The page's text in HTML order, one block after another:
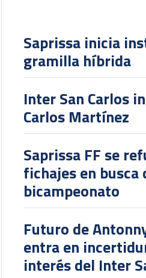
Saprissa inicia
gramilla híbrida
Inter San Carlos
Carlos Martínez
Saprissa FF se
fichajes en busca
bicampeonato
Futuro de
entra en
interés del Inter